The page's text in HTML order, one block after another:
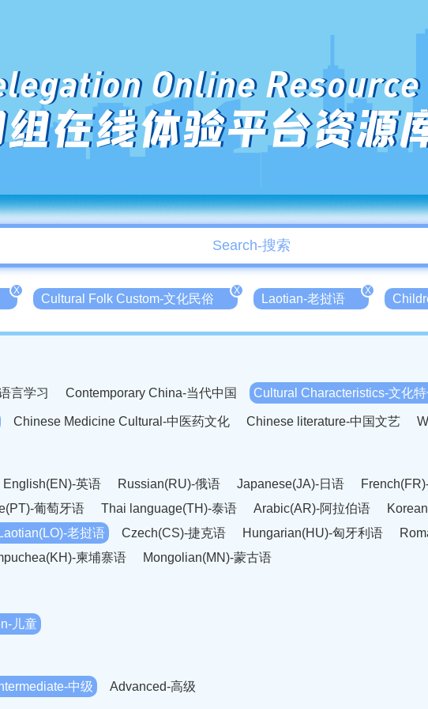
Online
在线体验平台资源
X
Cultural Folk Custom-文化民俗
X
Laotian-老挝语
X
言学习 Contemporary China-当代中国 Cultural Characteristics-文化
Chinese Medicine Cultural-中医药文化 Chinese literature-中国文艺
English(EN)-英语 Russian(RU)-俄语 Japanese(JA)-日语
葡萄牙语 Thai language(TH)-泰语 Arabic(AR)-阿拉伯语
Laotian(LO)-老挝语 Czech(CS)-捷克语 Hungarian(HU)-匈牙利语
柬埔寨语 Mongolian(MN)-蒙古语
儿童
中级 Advanced-高级